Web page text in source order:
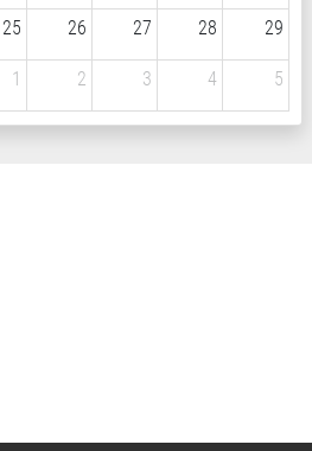
25 26 27 28 29
1 2 3 4 5